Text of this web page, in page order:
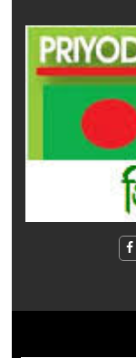
৮
১০